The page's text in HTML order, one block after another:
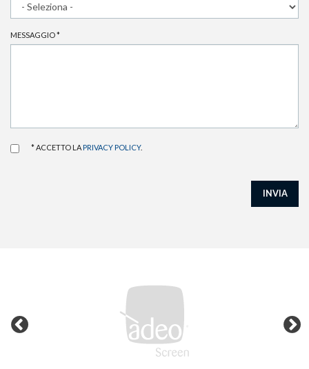
MESSAGGIO*
* ACCETTO LA PRIVACY POLICY.
INVIA